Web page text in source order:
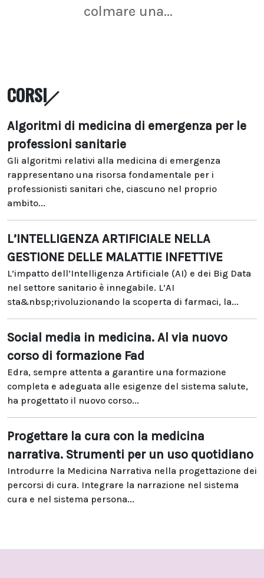
colmare una...
CORSI
Algoritmi di medicina di emergenza per le
professioni sanitarie
Gli algoritmi relativi alla medicina di emergenza
rappresentano una risorsa fondamentale per i
professionisti sanitari che, ciascuno nel proprio
ambito...
L’INTELLIGENZA ARTIFICIALE NELLA
GESTIONE DELLE MALATTIE INFETTIVE
L’impatto dell’Intelligenza Artificiale (AI) e dei Big Data
nel settore sanitario è innegabile. L’AI
sta&nbsp;rivoluzionando la scoperta di farmaci, la...
Social media in medicina. Al via nuovo
corso di formazione Fad
Edra, sempre attenta a garantire una formazione
completa e adeguata alle esigenze del sistema salute,
ha progettato il nuovo corso...
Progettare la cura con la medicina
narrativa. Strumenti per un uso quotidiano
Introdurre la Medicina Narrativa nella progettazione dei
percorsi di cura. Integrare la narrazione nel sistema
cura e nel sistema persona...